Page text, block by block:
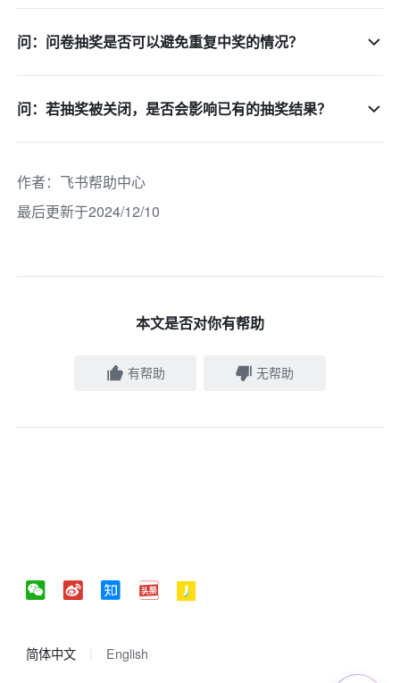
问：问卷抽奖是否可以避免重复中奖的情况？
问：若抽奖被关闭，是否会影响已有的抽奖结果？
作者： 飞书帮助中心
最后更新于2024/12/10
本文是否对你有帮助
有帮助 无帮助
简体中文 English